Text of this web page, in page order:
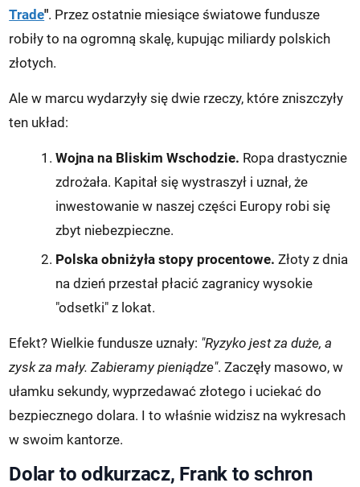
Trade". Przez ostatnie miesiące światowe fundusze
robiły to na ogromną skalę, kupując miliardy polskich
złotych.
Ale w marcu wydarzyły się dwie rzeczy, które zniszczyły
ten układ:
Wojna na Bliskim Wschodzie. Ropa drastycznie
zdrożała. Kapitał się wystraszył i uznał, że
inwestowanie w naszej części Europy robi się
zbyt niebezpieczne.
Polska obniżyła stopy procentowe. Złoty z dnia
na dzień przestał płacić zagranicy wysokie
"odsetki" z lokat.
Efekt? Wielkie fundusze uznały: "Ryzyko jest za duże, a
zysk za mały. Zabieramy pieniądze". Zaczęły masowo, w
ułamku sekundy, wyprzedawać złotego i uciekać do
bezpiecznego dolara. I to właśnie widzisz na wykresach
w swoim kantorze.
Dolar to odkurzacz, Frank to schron